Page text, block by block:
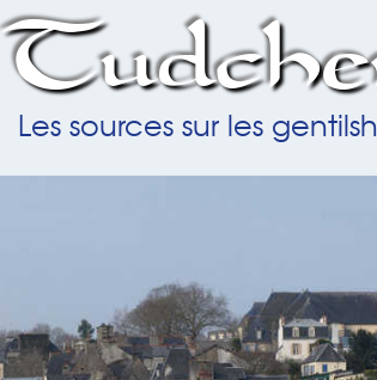
Les sources sur les